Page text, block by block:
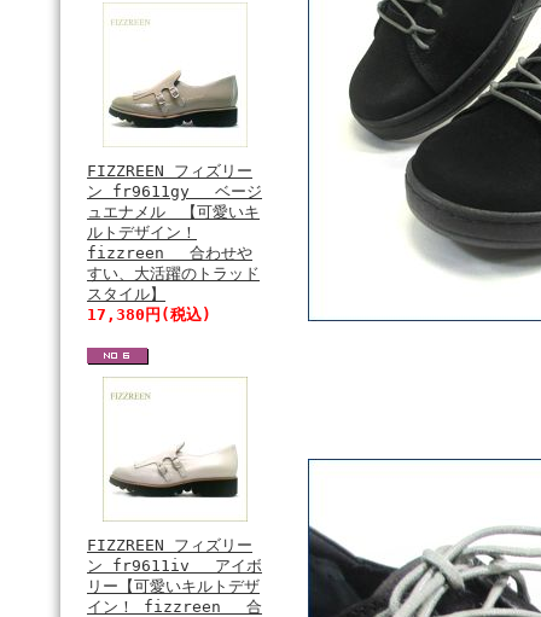
FIZZREEN フィズリー
ン fr9611gy ベージ
ュエナメル 【可愛いキ
ルトデザイン！
fizzreen 合わせや
すい、大活躍のトラッド
スタイル】
17,380円(税込)
FIZZREEN フィズリー
ン fr9611iv アイボ
リー【可愛いキルトデザ
イン！ fizzreen 合